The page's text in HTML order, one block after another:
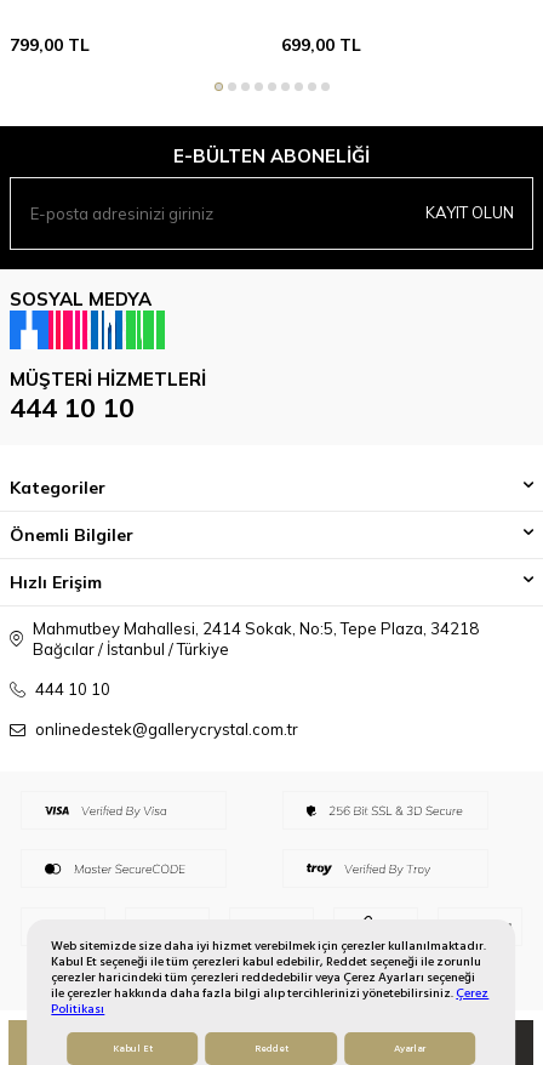
Web sitemizde size daha iyi hizmet verebilmek için çerezler kullanılmaktadır.
Kabul Et seçeneği ile tüm çerezleri kabul edebilir, Reddet seçeneği ile zorunlu
çerezler haricindeki tüm çerezleri reddedebilir veya Çerez Ayarları seçeneği
ile çerezler hakkında daha fazla bilgi alıp tercihlerinizi yönetebilirsiniz.Çerez
Politikası
Kabul Et Reddet Ayarlar
SEPETE EKLE HEMEN AL
799,00 TL 699,00TL
E-BÜLTEN ABONELIĞI
KAYIT OLUN
SOSYAL MEDYA
MÜŞTERI HIZMETLERI
444 10 10
Kategoriler
Önemli Bilgiler
Hızlı Erişim
Mahmutbey Mahallesi, 2414 Sokak, No:5, Tepe Plaza, 34218
Bağcılar / İstanbul / Türkiye
444 10 10
onlinedestek@gallerycrystal.com.tr